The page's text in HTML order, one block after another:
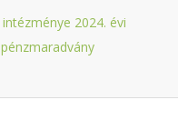
2024. évi